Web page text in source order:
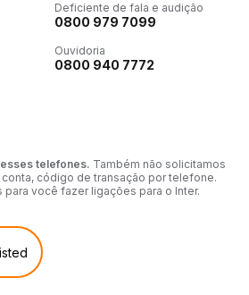
Deficiente de fala e audição
0800 979 7099
Ouvidoria
0800 940 7772
telefones. Também não solicitamos
código de transação por telefone.
para você fazer ligações para o Inter.